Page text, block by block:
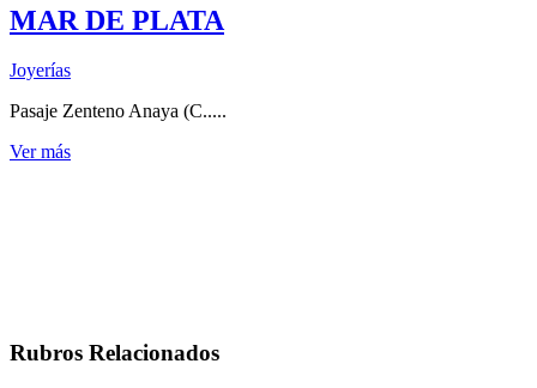
MAR DE PLATA
Joyerías
Pasaje Zenteno Anaya (C.....
Ver más
Rubros Relacionados